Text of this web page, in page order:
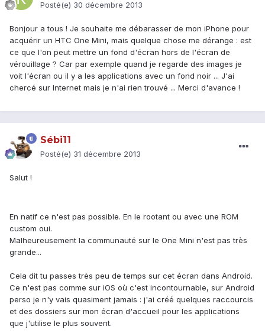
Posté(e) 30 décembre 2013
Bonjour a tous ! Je souhaite me débarasser de mon iPhone pour
acquérir un HTC One Mini, mais quelque chose me dérange : est
ce que l'on peut mettre un fond d'écran hors de l'écran de
vérouillage ? Car par exemple quand je regarde des images je
voit l'écran ou il y a les applications avec un fond noir ... J'ai
chercé sur Internet mais je n'ai rien trouvé ... Merci d'avance !
Sébi11
Posté(e) 31 décembre 2013
Salut !
En natif ce n'est pas possible. En le rootant ou avec une ROM
custom oui.
Malheureusement la communauté sur le One Mini n'est pas très
grande...
Cela dit tu passes très peu de temps sur cet écran dans Android.
Ce n'est pas comme sur iOS où c'est incontournable, sur Android
perso je n'y vais quasiment jamais : j'ai créé quelques raccourcis
et des dossiers sur mon écran d'accueil pour les applications
que j'utilise le plus souvent.